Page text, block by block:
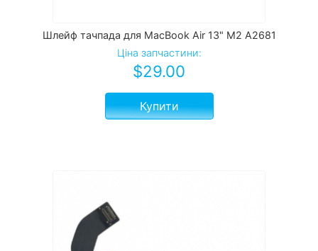
Шлейф тачпада для MacBook Air 13" M2 A2681
Ціна запчастини:
$29.00
Купити